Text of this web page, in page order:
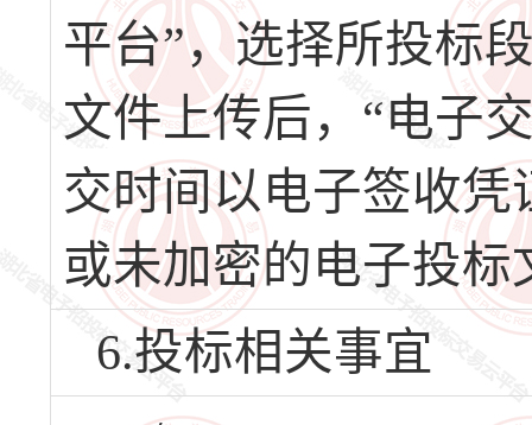
平台”，选择所投标
文件上传后，“电子
交时间以电子签收
或未加密的电子投标
6.投标相关事宜